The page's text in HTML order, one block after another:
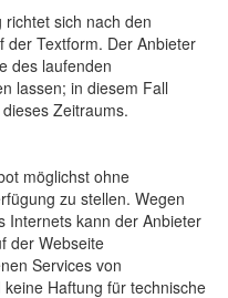
sich nach den
der Textform. Der Anbieter
des laufenden
lassen; in diesem Fall
Zeitraums.
möglichst ohne
zu stellen. Wegen
Internets kann der Anbieter
der Webseite
Services von
Haftung für technische